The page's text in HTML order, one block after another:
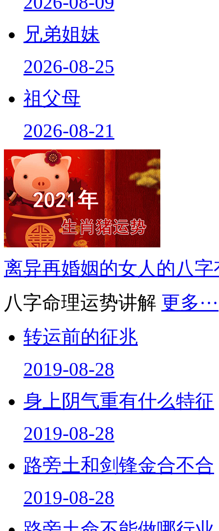
兄弟姐妹
2026-08-25
祖父母
2026-08-21
离异再婚姻的女人的八
八字命理运势讲解 更多···
转运前的征兆
2019-08-28
身上阴气重有什么特征
2019-08-28
路旁土和剑锋金合不合
2019-08-28